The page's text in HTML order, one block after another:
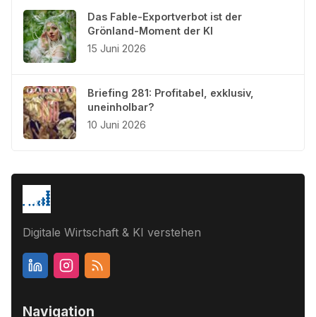
Das Fable-Exportverbot ist der
Grönland-Moment der KI
15 Juni 2026
Briefing 281: Profitabel, exklusiv,
uneinholbar?
10 Juni 2026
Digitale Wirtschaft & KI verstehen
Navigation